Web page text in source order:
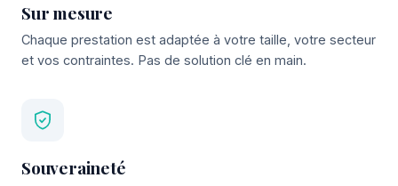
Sur mesure
Chaque prestation est adaptée à votre taille, votre secteur
et vos contraintes. Pas de solution clé en main.
Souveraineté